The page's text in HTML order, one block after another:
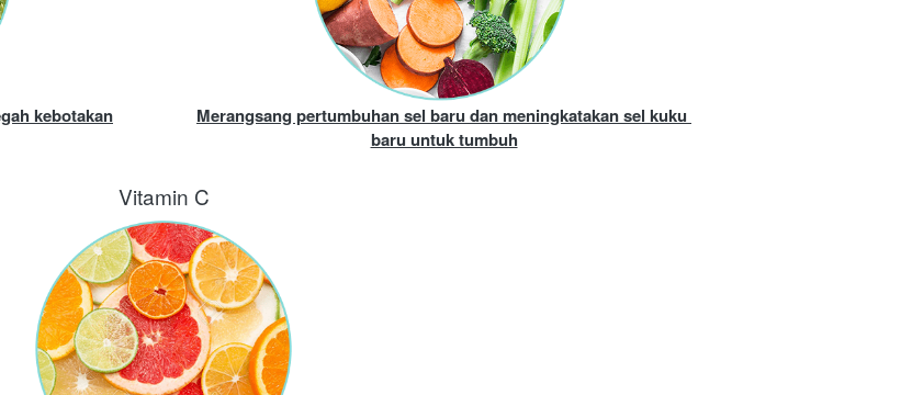
kebotakan
Merangsang pertumbuhan sel baru dan meningkatakan sel kuku
baru untuk tumbuh
Vitamin C